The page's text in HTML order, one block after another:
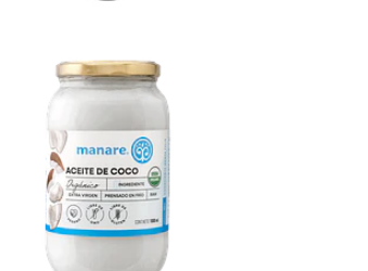
Aceite de
coco ...
$16.990